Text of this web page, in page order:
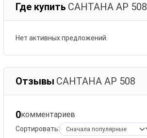
Где купить САНТАНА АР 508
Нет активных предложений.
Отзывы САНТАНА АР 508
0комментариев
Сортировать: